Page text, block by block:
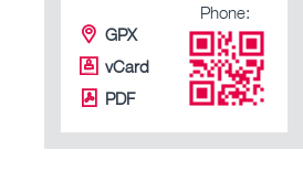
GPX
vCard
PDF
Phone: